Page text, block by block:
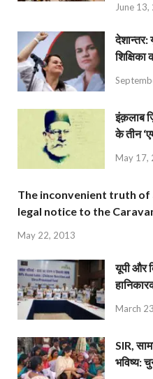
June
देशान्‍तर:
शिक्षिका
इंक़लाब
के तीन
May 17,
The inconvenient truth of
legal notice to the
May 22, 2013
यूपी और
March
SIR,
भविष्य: